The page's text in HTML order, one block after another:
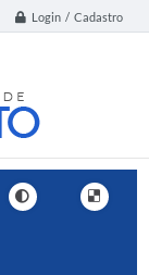
Login / Cadastro